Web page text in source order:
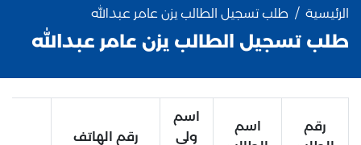
الرئيسية طلب تسجيل الطالب يزن عامر عبدالله
طلب تسجيل الطالب يزن عامر عبدالله
رقم
اسم
اسم
ولي
رقم الهاتف